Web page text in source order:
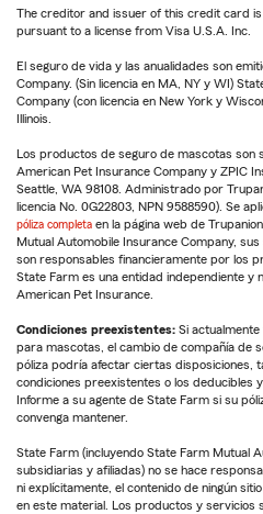
The creditor and issuer of this credit card is
pursuant to a license from Visa U.S.A. Inc.
El seguro de vida y las anualidades son
Company. (Sin licencia en MA, NY y WI)
Company (con licencia en New York y
Illinois.
Los productos de seguro de mascotas son
American Pet Insurance Company y ZPIC
Seattle, WA 98108. Administrado por
licencia No. 0G22803, NPN 9588590). Se
póliza completa en la página web de
Mutual Automobile Insurance Company,
son responsables financieramente por los
State Farm es una entidad independiente y
American Pet Insurance.
Condiciones preexistentes: Si
para mascotas, el cambio de compañía de
póliza podría afectar ciertas disposiciones,
condiciones preexistentes o los deducibles
Informe a su agente de State Farm si su
convenga mantener.
State Farm (incluyendo State Farm Mutual
subsidiarias y afiliadas) no se hace
ni explícitamente, el contenido de ningún
en este material. Los productos y